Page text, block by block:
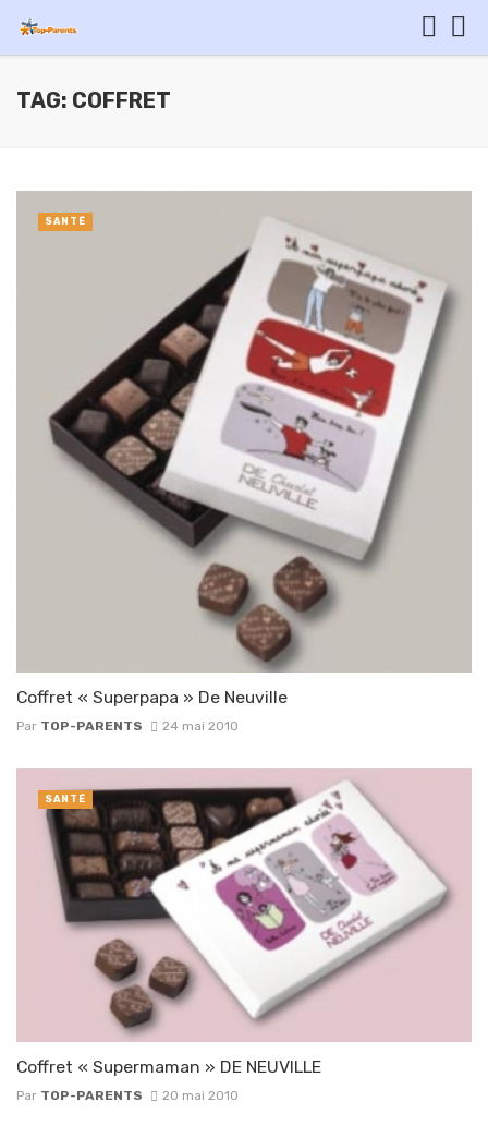
TAG: COFFRET
Coffret « Superpapa » De Neuville
Par TOP-PARENTS 24 mai 2010
SANTÉ
Coffret « Supermaman » DE NEUVILLE
Par TOP-PARENTS 20 mai 2010
SANTÉ